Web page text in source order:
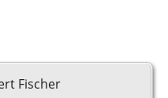
Fischer